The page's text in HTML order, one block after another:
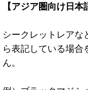
【アジア圏向け日本
シークレットレアな
ら表記している場
ん。